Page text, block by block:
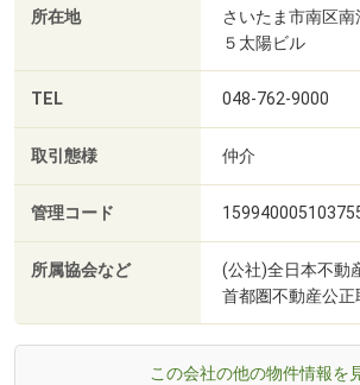
所在地
さいたま市南区南
５太陽ビル
TEL 048-762-9000
取引態様 仲介
管理コード
所属協会など
(公社)全日本不動
首都圏不動産公
この会社の他の物件情報を